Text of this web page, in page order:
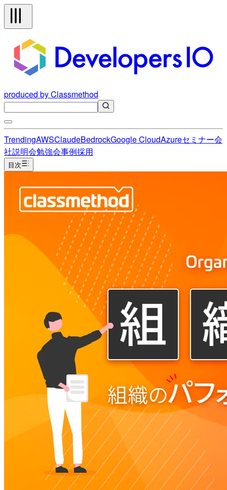
produced by Classmethod
TrendingAWSClaudeBedrockGoogle CloudAzureセミナー会
社説明会勉強会事例採用
目次